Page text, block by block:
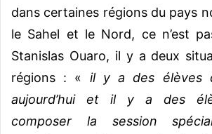
dans certaines régions du pays
le Sahel et le Nord, ce n’est
Stanislas Ouaro, il y a deux
régions : « il y a des élèves
aujourd’hui et il y a des
composer la session